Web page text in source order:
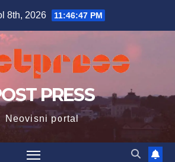
8th, 2026 11:46:48 PM
PRESS
Neovisni portal